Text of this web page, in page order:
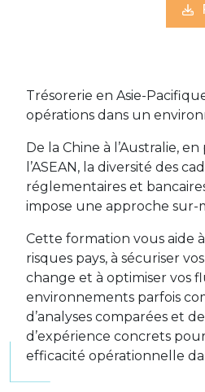
Trésorerie en Asie-
opérations dans un
De la Chine à l’Australie,
l’ASEAN, la diversité des
réglementaires et
impose une approche sur-
Cette formation vous aide
risques pays, à sécuriser
change et à optimiser vos
environnements parfois
d’analyses comparées et
d’expérience concrets
efficacité opérationnelle